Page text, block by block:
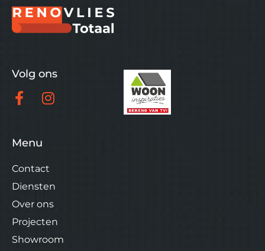
Volg ons
Menu
Contact
Diensten
Over ons
Projecten
Showroom